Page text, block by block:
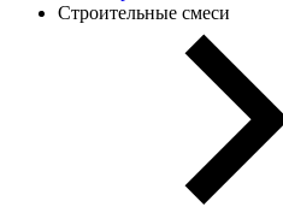
Строительные смеси